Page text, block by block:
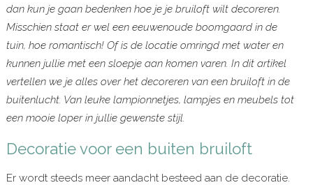
dan kun je gaan bedenken hoe je je bruiloft wilt decoreren.
Misschien staat er wel een eeuwenoude boomgaard in de
tuin, hoe romantisch! Of is de locatie omringd met water en
kunnen jullie met een sloepje aan komen varen. In dit artikel
vertellen we je alles over het decoreren van een bruiloft in de
buitenlucht. Van leuke lampionnetjes, lampjes en meubels tot
een mooie loper in jullie gewenste stijl.
Decoratie voor een buiten bruiloft
Er wordt steeds meer aandacht besteed aan de decoratie.